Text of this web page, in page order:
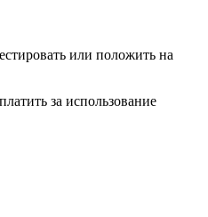
или положить на
за использование